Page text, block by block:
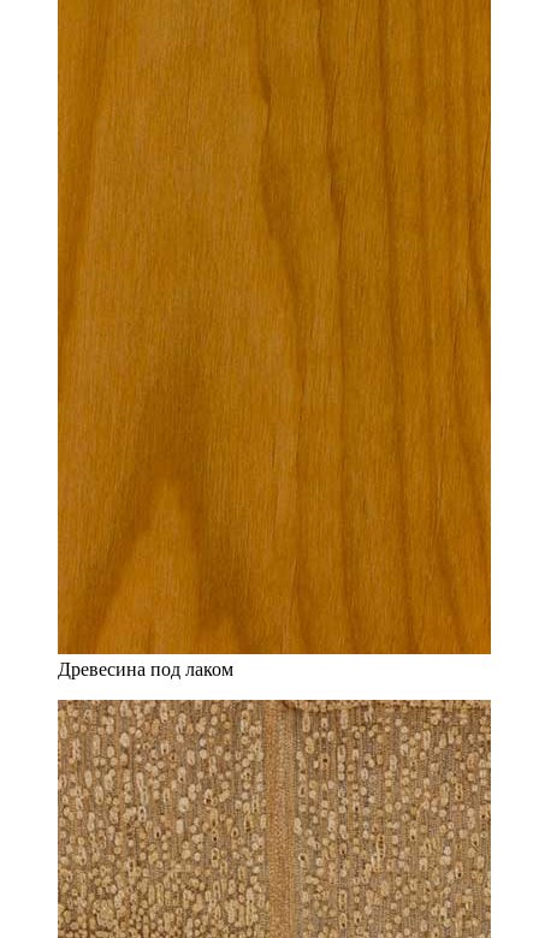
Древесина под лаком